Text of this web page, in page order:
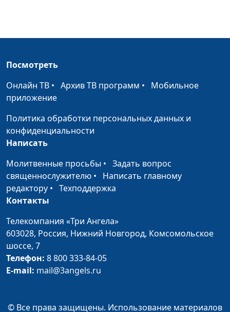
Содом и Гоморра:
почему они погибли?
Валерий Малышев,
университета
Вавилонская башня и
бунт против Бога
Валерий Малышев,
Российского
государственного
Почему Каин убил
библеист, аспирант
Посмотреть
Онлайн ТВ • Архив ТВ программ • Мобильное
приложение
Политика обработки персональных данных и
конфиденциальности
Написать
Молитвенные просьбы • Задать вопрос
священнослужителю • Написать главному
редактору • Техподдержка
Контакты
Телекомпания «Три Ангела»
603028, Россия, Нижний Новгород, Комсомольское
шоссе, 7
Телефон: 8 800 333-84-05
E-mail: mail@3angels.ru
© Все права защищены. Использование материалов